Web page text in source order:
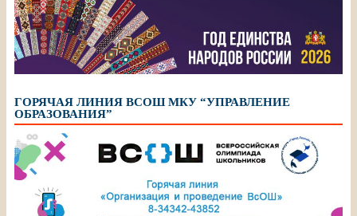
ГОРЯЧАЯ ЛИНИЯ ВСОШ МКУ “УПРАВЛЕНИЕ
ОБРАЗОВАНИЯ”